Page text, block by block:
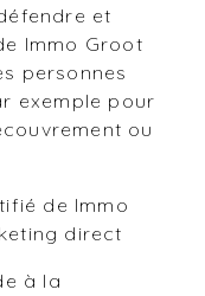
et
Immo Groot
personnes
exemple pour
ou
de Immo
direct
à la